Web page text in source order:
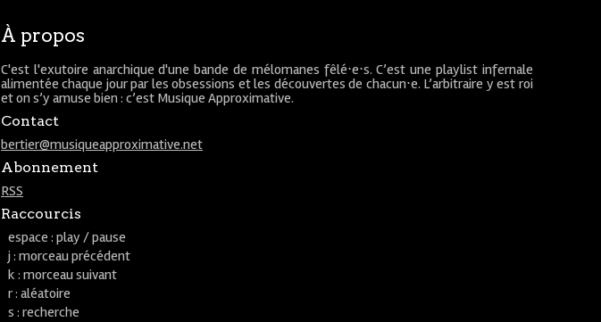
À propos
C'est l'exutoire anarchique d'une bande de mélomanes fêlé⋅e⋅s. C’est une playlist infernale
alimentée chaque jour par les obsessions et les découvertes de chacun⋅e. L’arbitraire y est roi
et on s’y amuse bien : c’est Musique Approximative.
Contact
bertier@musiqueapproximative.net
Abonnement
RSS
Raccourcis
espace : play / pause
j : morceau précédent
k : morceau suivant
r : aléatoire
s : recherche